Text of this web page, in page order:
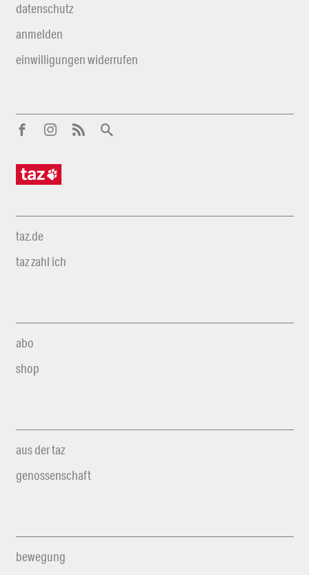
datenschutz
anmelden
einwilligungen widerrufen
taz.de
taz zahl ich
abo
shop
aus der taz
genossenschaft
bewegung